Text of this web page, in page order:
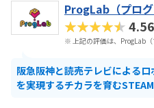
ProgLab（プログ
★★★★★4.56
※ 上記の評価は、ProgLab
阪急阪神と読売テレビによる
を実現するチカラを育む